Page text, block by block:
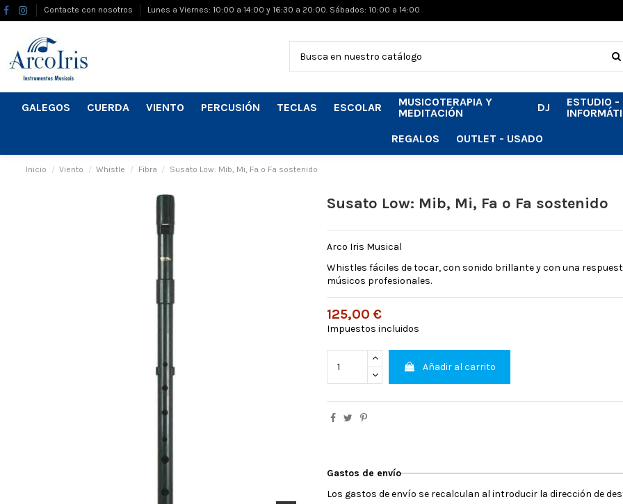
Contacte con nosotros Lunes a Viernes: 10:00 a 14:00 y 16:30 a 20:00. Sábados: 10:00 a 14:00
GALEGOS CUERDA VIENTO PERCUSIÓN TECLAS ESCOLAR
MUSICOTERAPIA Y
MEDITACIÓN
DJ
ESTUDIO -
REGALOS OUTLET - USADO
Inicio Viento Whistle Fibra Susato Low: Mib, Mi, Fa o Fa sostenido
Susato Low: Mib, Mi, Fa o Fa sostenido
Arco Iris Musical
Whistles fáciles de tocar, con sonido brillante y con una
músicos profesionales.
125,00 €
Impuestos incluidos
Añadir al carrito
Gastos de envío
Los gastos de envío se recalculan al introducir la dirección de